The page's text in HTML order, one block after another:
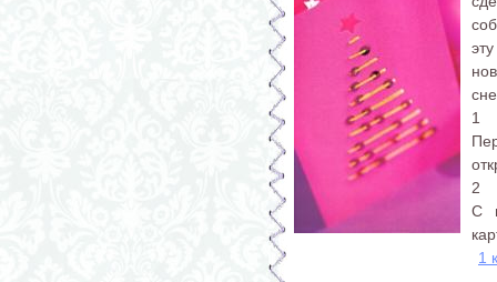
1
2
С
1